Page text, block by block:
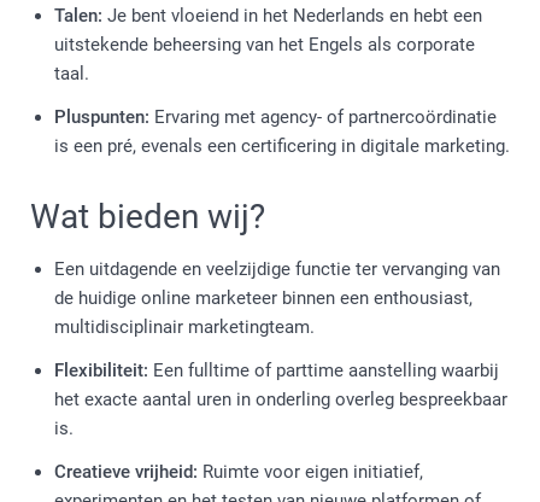
Talen: Je bent vloeiend in het Nederlands en hebt een
uitstekende beheersing van het Engels als corporate
taal.
Pluspunten: Ervaring met agency- of partnercoördinatie
is een pré, evenals een certificering in digitale marketing.
Wat bieden wij?
Een uitdagende en veelzijdige functie ter vervanging van
de huidige online marketeer binnen een enthousiast,
multidisciplinair marketingteam.
Flexibiliteit: Een fulltime of parttime aanstelling waarbij
het exacte aantal uren in onderling overleg bespreekbaar
is.
Creatieve vrijheid: Ruimte voor eigen initiatief,